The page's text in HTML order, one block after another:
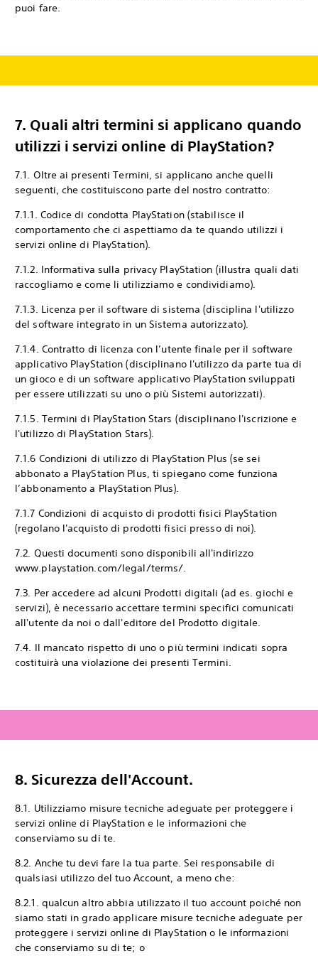
puoi fare.
7. Quali altri termini si applicano quando
utilizzi i servizi online di PlayStation?
7.1. Oltre ai presenti Termini, si applicano anche quelli
seguenti, che costituiscono parte del nostro contratto:
7.1.1. Codice di condotta PlayStation (stabilisce il
comportamento che ci aspettiamo da te quando utilizzi i
servizi online di PlayStation).
7.1.2. Informativa sulla privacy PlayStation (illustra quali dati
raccogliamo e come li utilizziamo e condividiamo).
7.1.3. Licenza per il software di sistema (disciplina l'utilizzo
del software integrato in un Sistema autorizzato).
7.1.4. Contratto di licenza con l’utente finale per il software
applicativo PlayStation (disciplinano l'utilizzo da parte tua di
un gioco e di un software applicativo PlayStation sviluppati
per essere utilizzati su uno o più Sistemi autorizzati).
7.1.5. Termini di PlayStation Stars (disciplinano l'iscrizione e
l'utilizzo di PlayStation Stars).
7.1.6 Condizioni di utilizzo di PlayStation Plus (se sei
abbonato a PlayStation Plus, ti spiegano come funziona
l’abbonamento a PlayStation Plus).
7.1.7 Condizioni di acquisto di prodotti fisici PlayStation
(regolano l'acquisto di prodotti fisici presso di noi).
7.2. Questi documenti sono disponibili all'indirizzo
www.playstation.com/legal/terms/.
7.3. Per accedere ad alcuni Prodotti digitali (ad es. giochi e
servizi), è necessario accettare termini specifici comunicati
all'utente da noi o dall'editore del Prodotto digitale.
7.4. Il mancato rispetto di uno o più termini indicati sopra
costituirà una violazione dei presenti Termini.
8. Sicurezza dell'Account.
8.1. Utilizziamo misure tecniche adeguate per proteggere i
servizi online di PlayStation e le informazioni che
conserviamo su di te.
8.2. Anche tu devi fare la tua parte. Sei responsabile di
qualsiasi utilizzo del tuo Account, a meno che:
8.2.1. qualcun altro abbia utilizzato il tuo account poiché non
siamo stati in grado applicare misure tecniche adeguate per
proteggere i servizi online di PlayStation o le informazioni
che conserviamo su di te; o